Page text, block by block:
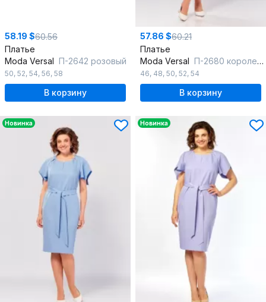
58.19 $60.56
Платье
Moda Versal П-2642 розовый
50, 52, 54, 56, 58
В корзину
57.86 $60.21
Платье
Moda Versal П-2680 королевско синий
46, 48, 50, 52, 54
В корзину
Новинка Новинка